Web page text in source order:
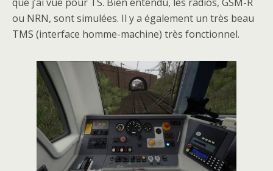
ou NRN, sont simulées. Il y a également un très beau
TMS (interface homme-machine) très fonctionnel.